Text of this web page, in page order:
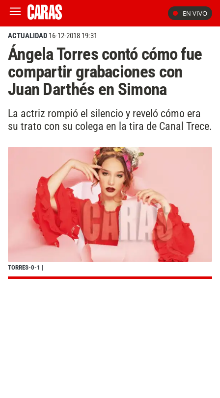
EN VIVO
ACTUALIDAD 16-12-2018 19:31
Ángela Torres contó cómo fue
compartir grabaciones con
Juan Darthés en Simona
La actriz rompió el silencio y reveló cómo era
su trato con su colega en la tira de Canal Trece.
TORRES-0-1 |